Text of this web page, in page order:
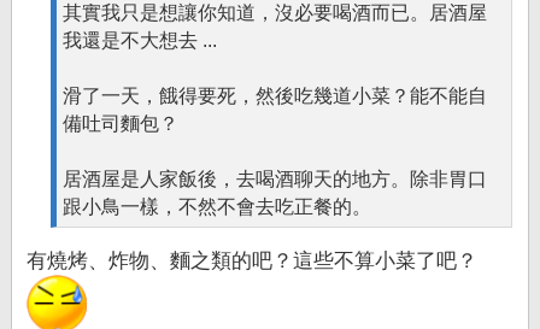
其實我只是想讓你知道，沒必要喝酒而已。居酒屋
我還是不大想去 ...
滑了一天，餓得要死，然後吃幾道小菜？能不能自
備吐司麵包？
居酒屋是人家飯後，去喝酒聊天的地方。除非胃口
跟小鳥一樣，不然不會去吃正餐的。
有燒烤、炸物、麵之類的吧？這些不算小菜了吧？